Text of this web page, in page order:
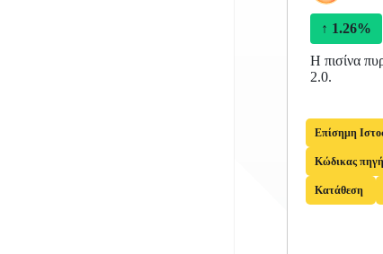
↑ 1.26%
Η πισίνα
2.0.
Επίσημη
Κώδικας
Κατάθεση